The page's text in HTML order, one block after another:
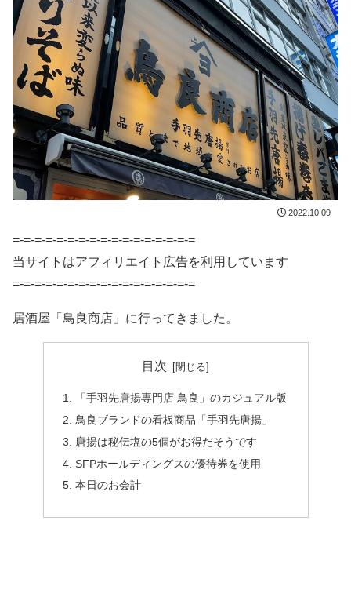
2022.10.09
=-=-=-=-=-=-=-=-=-=-=-=-=-=-=-=-=
当サイトはアフィリエイト広告を利用しています
=-=-=-=-=-=-=-=-=-=-=-=-=-=-=-=-=
居酒屋「鳥良商店」に行ってきました。
目次
「手羽先唐揚専門店 鳥良」のカジュアル版
鳥良ブランドの看板商品「手羽先唐揚」
唐揚は秘伝塩の5個がお得だそうです
SFPホールディングスの優待券を使用
本日のお会計